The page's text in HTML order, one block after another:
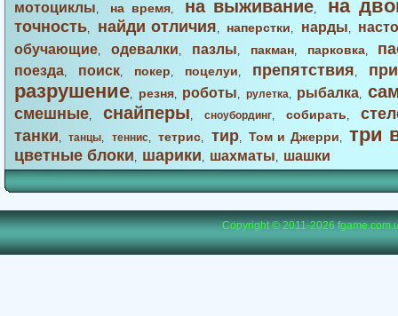
мотоциклы, на время, на выживание, на
точность, найди отличия, наперстки, нарды,
обучающие, одевалки, пазлы, пакман, парковка,
поезда, поиск, покер, поцелуи, препятствия,
разрушение, резня, роботы, рулетка, рыбалка,
смешные, снайперы, сноубординг, собирать,
танки,танцы, теннис,тетрис, тир,Том и Джерри, три
цветные блоки, шарики, шахматы, шашки
Copyright © 2011-2026